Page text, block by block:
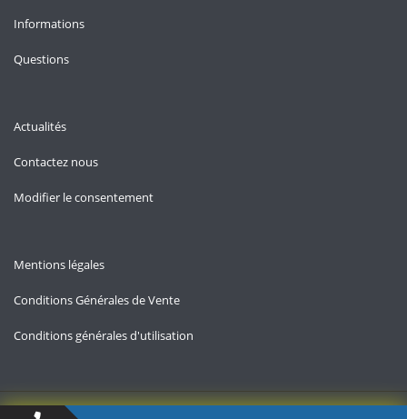
Informations
Questions
Actualités
Contactez nous
Modifier le consentement
Mentions légales
Conditions Générales de Vente
Conditions générales d'utilisation